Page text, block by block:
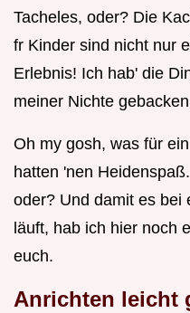
Tacheles, oder? Die
fr Kinder sind nicht nur
Erlebnis! Ich hab' die
meiner Nichte
Oh my gosh, was für
hatten 'nen
oder? Und damit es bei
läuft, hab ich hier noch
euch.
Anrichten leicht